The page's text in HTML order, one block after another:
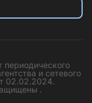
периодического
и сетевого
02.02.2024.
.